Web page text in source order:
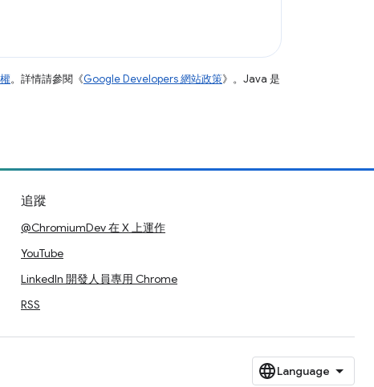
。詳情請參閱《Google Developers 網站政策》。Java 是
追蹤
@ChromiumDev 在 X 上運作
YouTube
LinkedIn 開發人員專用 Chrome
RSS